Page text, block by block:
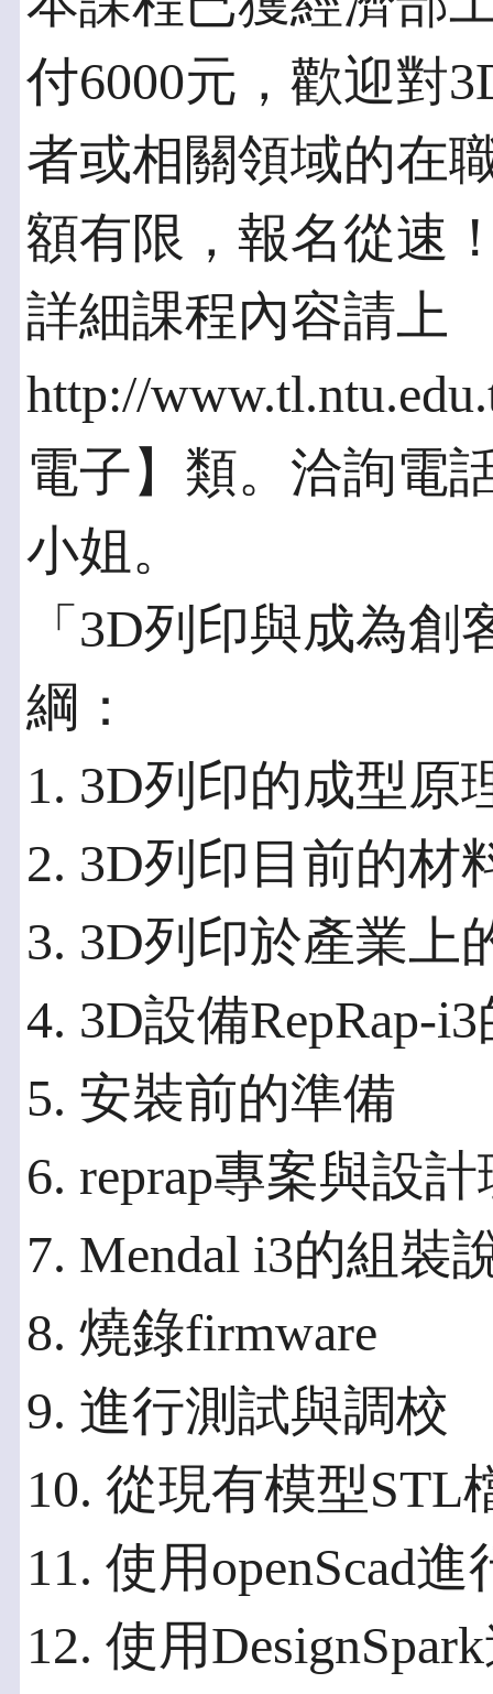
付6000元，歡迎對
者或相關領域的在
額有限，報名從速
詳細課程內容請上
http://
電子】類。洽詢電
小姐。
「3D列印與成為
綱：
1. 3D列印的成型原
2. 3D列印目前的材
3. 3D列印於產業上
4. 3D設備RepRap-
5. 安裝前的準備
6. reprap專案與設
7. Mendal i3的組裝
8. 燒錄firmware
9. 進行測試與調校
10. 從現有模型
11. 使用openScad
12. 使用